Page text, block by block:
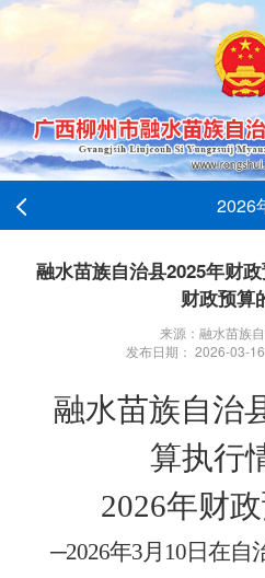
2026
融水苗族自治县2025年财
财政预算
来源：融水苗族
发布日期： 2026-03-
融水苗族自治
算执行
2026年财政
─2026年3月 10日在自